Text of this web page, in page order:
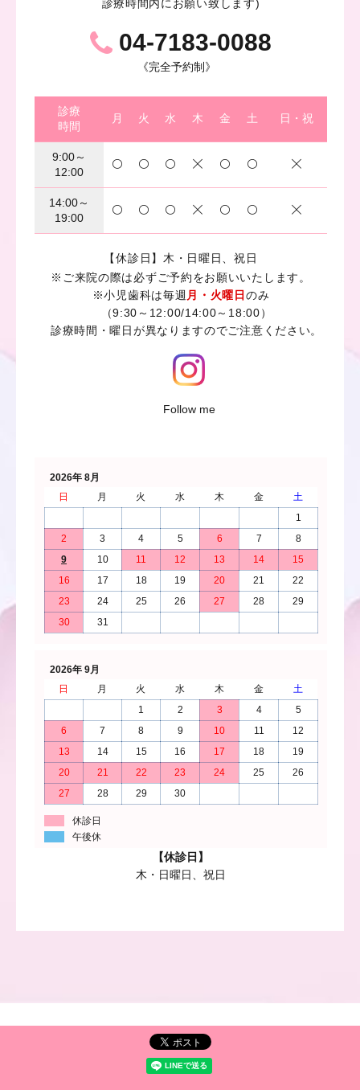
診療時間内にお願い致します)
04-7183-0088
《完全予約制》
診療
時間
月 火 水 木 金 土 日・祝
9:00～
12:00
14:00～
19:00
【休診日】木・日曜日、祝日
※ご来院の際は必ずご予約をお願いいたします。
※小児歯科は毎週 月・火曜日 のみ
（9:30～12:00/14:00～18:00）
診療時間・曜日が異なりますのでご注意ください。
Follow me
2026年 8月
日
月 火 水 木 金
土
1
2
3 4 5 6 7
8
9
10 11 12 13 14
15
16
17 18 19 20 21
22
23
24 25 26 27 28
29
30
31
2026年 9月
日
月 火 水 木 金
土
1
2 3 4
5
6
7 8 9 10 11
12
13
14 15 16 17 18
19
20
21 22 23 24 25
26
27
28 29 30
休診日
午後休
【休診日】
木・日曜日、祝日